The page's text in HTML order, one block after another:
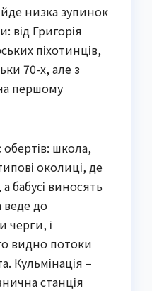
йде низка зупинок
від Григорія
піхотинців,
70-х, але з
першому
школа,
околиці, де
бабусі виносять
веде до
черги, і
видно потоки
Кульмінація –
станція